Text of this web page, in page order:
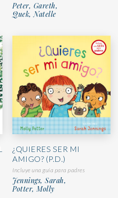
Peter, Gareth,
Quek, Natelle
¿QUIERES SER MI
AMIGO? (P.D.)
Incluye una guía para padres
Jennings, Sarah,
Potter, Molly